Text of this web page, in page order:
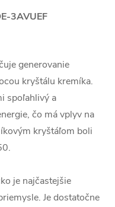
3AVUEF
generovanie
kryštálu kremíka.
spoľahlivý a
čo má vplyv na
kryštáľom boli
je najčastejšie
Je dostatočne